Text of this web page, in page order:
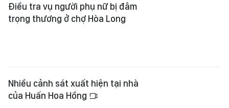
Điều tra vụ người phụ nữ bị đâm
trọng thương ở chợ Hòa Long
Nhiều cảnh sát xuất hiện tại nhà
của Huấn Hoa Hồng